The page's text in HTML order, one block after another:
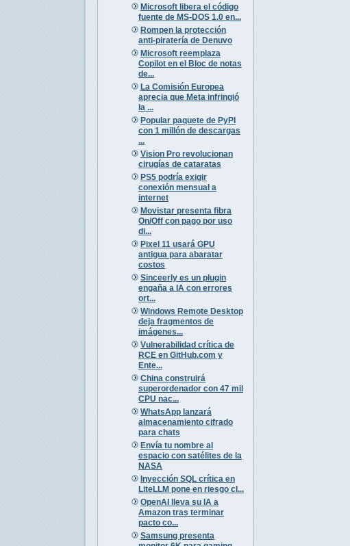
Microsoft libera el código
fuente de MS-DOS 1.0 en...
Rompen la protección
anti-piratería de Denuvo
Microsoft reemplaza
Copilot en el Bloc de notas
de...
La Comisión Europea
aprecia que Meta infringió
la ...
Popular paquete de PyPI
con 1 millón de descargas
...
Vision Pro revolucionan
cirugías de cataratas
PS5 podría exigir
conexión mensual a
internet
Movistar presenta fibra
On/Off con pago por uso
di...
Pixel 11 usará GPU
antigua para abaratar
costos
Sinceerly es un plugin
engaña a IA con errores
ort...
Windows Remote Desktop
deja fragmentos de
imágenes...
Vulnerabilidad crítica de
RCE en GitHub.com y
Ente...
China construirá
superordenador con 47 mil
CPU nac...
WhatsApp lanzará
almacenamiento cifrado
para chats
Envía tu nombre al
espacio con satélites de la
NASA
Inyección SQL crítica en
LiteLLM pone en riesgo cl...
OpenAI lleva su IA a
Amazon tras terminar
pacto co...
Samsung presenta